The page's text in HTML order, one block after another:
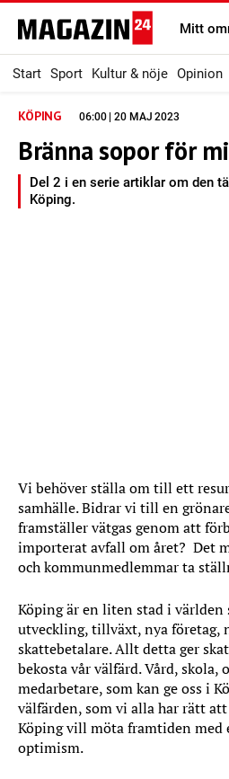
Mitt
Start Sport Kultur & nöje Opinion
KÖPING 06:00 | 20 MAJ 2023
Bränna sopor för
Del 2 i en serie artiklar om den
Köping.
Vi behöver ställa om till ett
samhälle. Bidrar vi till en
framställer vätgas genom att
importerat avfall om året? Det
och kommunmedlemmar ta
Köping är en liten stad i världen
utveckling, tillväxt, nya företag,
skattebetalare. Allt detta ger
bekosta vår välfärd. Vård, skola,
medarbetare, som kan ge oss i
välfärden, som vi alla har rätt
Köping vill möta framtiden med
optimism.